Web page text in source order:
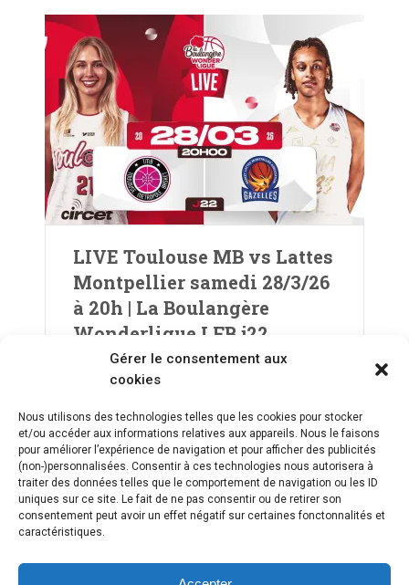
Gérer le consentement aux
cookies
Nous utilisons des technologies telles que les cookies pour stocker
et/ou accéder aux informations relatives aux appareils. Nous le faisons
pour améliorer l’expérience de navigation et pour afficher des publicités
(non-)personnalisées. Consentir à ces technologies nous autorisera à
traiter des données telles que le comportement de navigation ou les ID
uniques sur ce site. Le fait de ne pas consentir ou de retirer son
consentement peut avoir un effet négatif sur certaines fonctonnalités et
caractéristiques.
LIVE Toulouse MB vs Lattes
Montpellier samedi 28/3/26
à 20h | La Boulangère
Wonderligue LFB j22
PREV 6 10
12 … 175 NEXT